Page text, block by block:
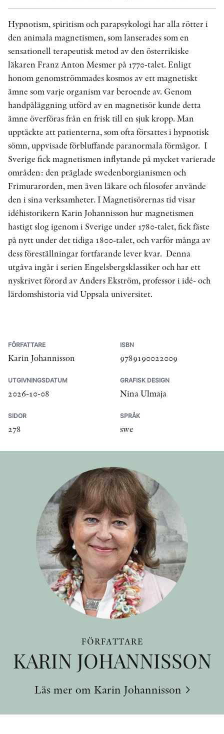
Hypnotism, spiritism och parapsykologi har alla rötter i
den animala magnetismen, som lanserades som en
sensationell terapeutisk metod av den österrikiske
läkaren Franz Anton Mesmer på 1770-talet. Enligt
honom genomströmmades kosmos av ett magnetiskt
ämne som varje organism var beroende av. Genom
handpåläggning utförd av en magnetisör kunde detta
ämne överföras från en frisk till en sjuk kropp. Man
upptäckte att patienterna, som ofta försattes i hypnotisk
sömn, uppvisade förbluffande paranormala förmågor. I
Sverige fick magnetismen inflytande på mycket varierade
områden: den präglade swedenborgianismen och
Frimurarorden, men även läkare och filosofer använde
den i sina verksamheter. I Magnetisörernas tid visar
idéhistorikern Karin Johannisson hur magnetismen
hastigt slog igenom i Sverige under 1780-talet, fick fäste
på nytt under det tidiga 1800-talet, och varför många av
dess föreställningar fortfarande lever kvar. Denna
utgåva ingår i serien Engelsbergsklassiker och har ett
nyskrivet förord av Anders Ekström, professor i idé- och
lärdomshistoria vid Uppsala universitet.
FÖRFATTARE
Karin Johannisson
ISBN
9789190022009
UTGIVNINGSDATUM
2026-10-08
GRAFISK DESIGN
Nina Ulmaja
SIDOR
278
SPRÅK
swe
FÖRFATTARE
KARIN JOHANNISSON
Läs mer om Karin Johannisson